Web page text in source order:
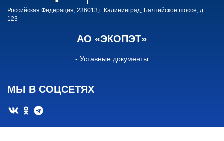
Российская Федерация, 236013,г. Калининград, Балтийское шоссе, д.
123
АО «ЭКОПЭТ»
- Уставные документы
МЫ В СОЦСЕТЯХ